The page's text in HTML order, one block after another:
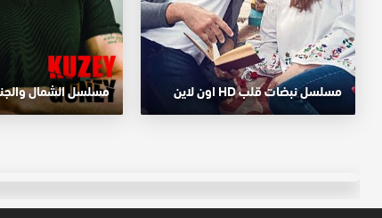
مسلسل نبضات قلب HD اون لاين